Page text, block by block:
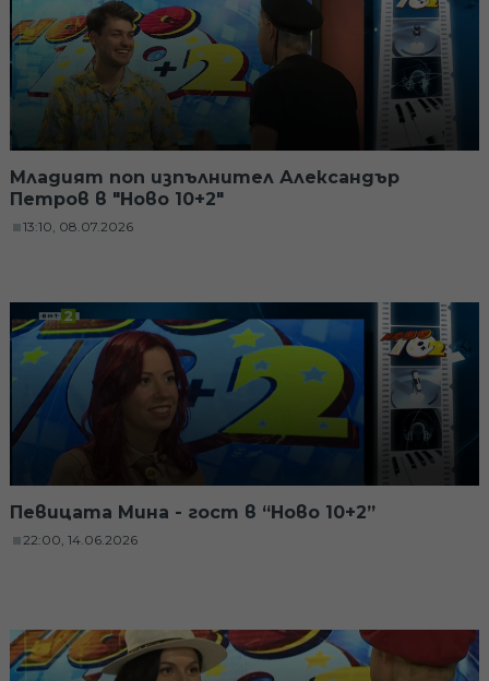
Младият поп изпълнител Александър
Петров в "Ново 10+2"
13:10, 08.07.2026
Певицата Мина - гост в “Ново 10+2”
22:00, 14.06.2026